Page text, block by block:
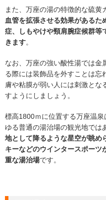
また、万座の湯の特徴的な硫黄
血管を拡張させる効果があるた
症、しもやけや頸肩腕症候群等
きます。
なお、万座の強い酸性湯では金
る際には装飾品を外すことは忘
膚や粘膜が弱い人には刺激とな
すようにしましょう。
標高1800ｍに位置する万座温
ゆる普通の湯治場の観光地では
地として降るような星空が眺め
キーなどのウインタースポーツ
重な湯治場です。